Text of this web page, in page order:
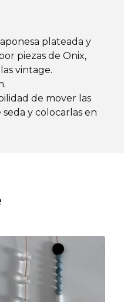
plateada y
piezas de Onix,
vintage.
de mover las
y colocarlas en